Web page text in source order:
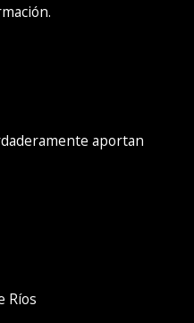
aportan
Ríos